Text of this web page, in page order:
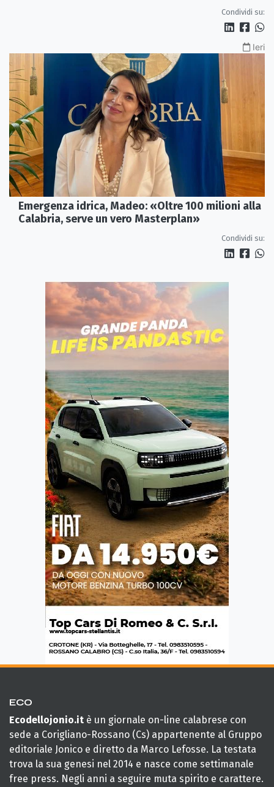
Condividi su:
Ieri
Emergenza idrica, Madeo: «Oltre 100 milioni alla
Calabria, serve un vero Masterplan»
Condividi su:
ECO
Ecodellojonio.it è un giornale on-line calabrese con
sede a Corigliano-Rossano (Cs) appartenente al Gruppo
editoriale Jonico e diretto da Marco Lefosse. La testata
trova la sua genesi nel 2014 e nasce come settimanale
free press. Negli anni a seguire muta spirito e carattere.